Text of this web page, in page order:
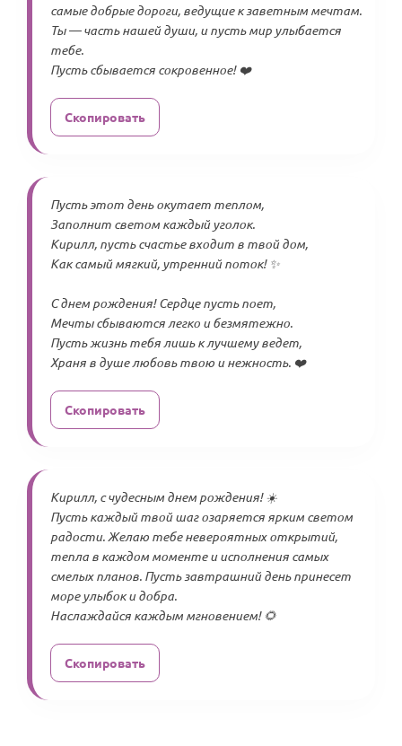
самые добрые дороги, ведущие к заветным мечтам.
Ты — часть нашей души, и пусть мир улыбается
тебе.
Пусть сбывается сокровенное! ❤️
Скопировать
Пусть этот день окутает теплом,
Заполнит светом каждый уголок.
Кирилл, пусть счастье входит в твой дом,
Как самый мягкий, утренний поток! ✨
С днем рождения! Сердце пусть поет,
Мечты сбываются легко и безмятежно.
Пусть жизнь тебя лишь к лучшему ведет,
Храня в душе любовь твою и нежность. ❤️
Скопировать
Кирилл, с чудесным днем рождения! ☀️
Пусть каждый твой шаг озаряется ярким светом
радости. Желаю тебе невероятных открытий,
тепла в каждом моменте и исполнения самых
смелых планов. Пусть завтрашний день принесет
море улыбок и добра.
Наслаждайся каждым мгновением! 🌻
Скопировать